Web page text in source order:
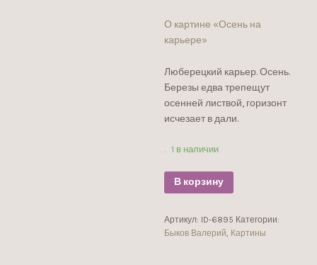
О картине «Осень на
карьере»
Люберецкий карьер. Осень.
Березы едва трепещут
осенней листвой, горизонт
исчезает в дали.
1 в наличии
В корзину
Артикул: ID-6895 Категории:
Быков Валерий, Картины